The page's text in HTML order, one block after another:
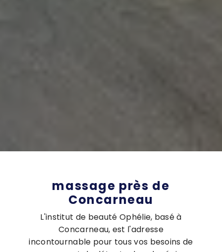
massage près de
Concarneau
L'institut de beauté Ophélie, basé à
Concarneau, est l'adresse
incontournable pour tous vos besoins de